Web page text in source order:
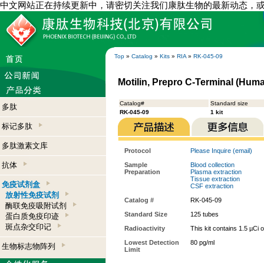
中文网站正在持续更新中，请密切关注我们康肽生物的最新动态，
Top » Catalog » Kits » RIA » RK-045-09
多肽
标记多肽
多肽激素文库
抗体
免疫试剂盒
放射性免疫试剂
酶联免疫吸附试剂
蛋白质免疫印迹
斑点杂交印记
生物标志物阵列
Motilin, Prepro C-Terminal
Catalog#
Standard size
RK-045-09
1 kit
Protocol
Please Inquire (email)
Sample
Preparation
Blood collection
Plasma extraction
Tissue extraction
CSF extraction
Catalog #
RK-045-09
Standard Size
125 tubes
Radioactivity
This kit contains 1.5 µCi
Lowest Detection
Limit
80 pg/ml